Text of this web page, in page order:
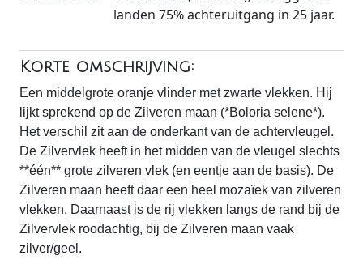
landen 75% achteruitgang in 25 jaar.
Korte omschrijving:
Een middelgrote oranje vlinder met zwarte vlekken. Hij
lijkt sprekend op de Zilveren maan (*Boloria selene*).
Het verschil zit aan de onderkant van de achtervleugel.
De Zilvervlek heeft in het midden van de vleugel slechts
**één** grote zilveren vlek (en eentje aan de basis). De
Zilveren maan heeft daar een heel mozaïek van zilveren
vlekken. Daarnaast is de rij vlekken langs de rand bij de
Zilvervlek roodachtig, bij de Zilveren maan vaak
zilver/geel.